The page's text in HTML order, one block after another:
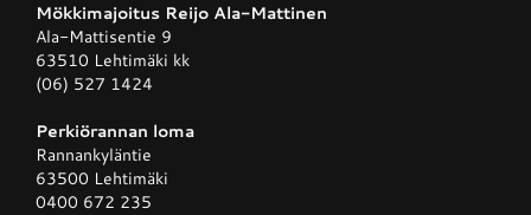
Mökkimajoitus Reijo Ala-Mattinen
Ala-Mattisentie 9
63510 Lehtimäki kk
(06) 527 1424
Perkiörannan loma
Rannankyläntie
63500 Lehtimäki
0400 672 235